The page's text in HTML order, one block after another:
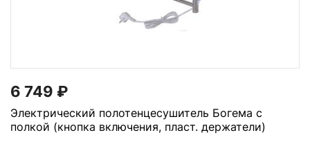
6 749 ₽
Электрический полотенцесушитель Богема с
полкой (кнопка включения, пласт. держатели)